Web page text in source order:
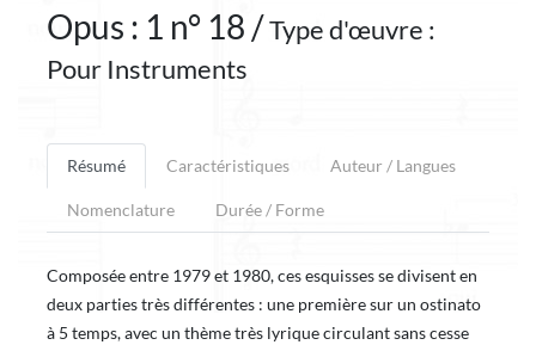
Opus : 1 n° 18 /Type d'œuvre :
Pour Instruments
Résumé Caractéristiques Auteur / Langues
Nomenclature Durée / Forme
Composée entre 1979 et 1980, ces esquisses se divisent en
deux parties très différentes : une première sur un ostinato
à 5 temps, avec un thème très lyrique circulant sans cesse